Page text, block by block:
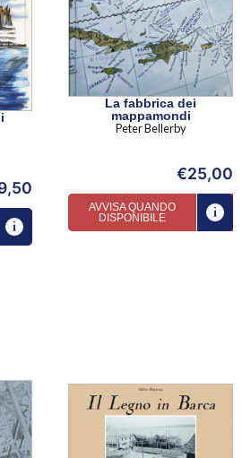
La fabbrica dei
mappamondi
Peter Bellerby
€25,00
AVVISA QUANDO
DISPONIBILE